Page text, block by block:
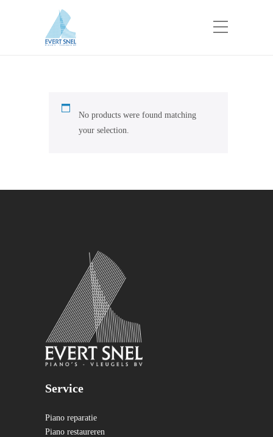
No products were found matching
your selection.
Service
Piano reparatie
Piano restaureren